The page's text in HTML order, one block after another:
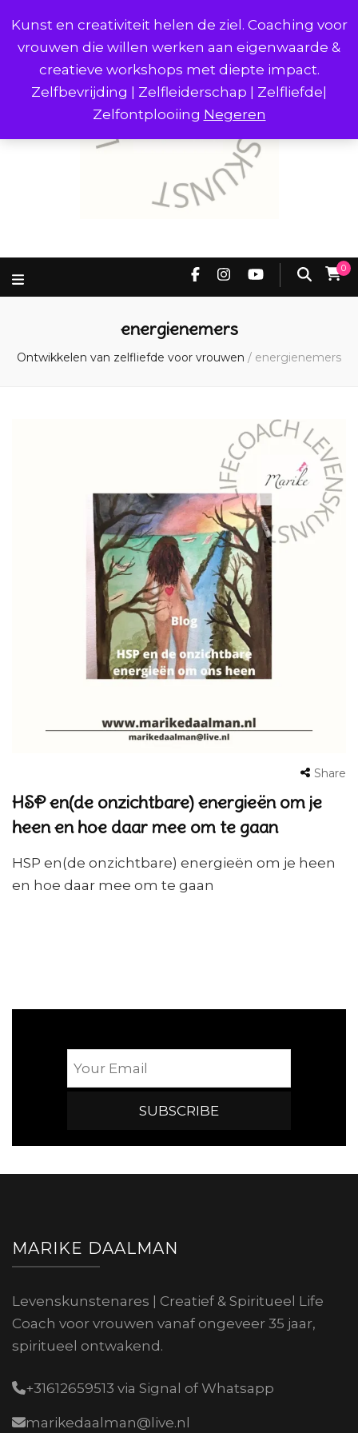
Kunst en creativiteit helen de ziel. Coaching voor
vrouwen die willen werken aan eigenwaarde &
creatieve workshops met diepte impact.
Zelfbevrijding | Zelfleiderschap | Zelfliefde|
Zelfontplooiing Negeren
0
energienemers
Ontwikkelen van zelfliefde voor vrouwen / energienemers
Share
HSP en(de onzichtbare) energieën om je
heen en hoe daar mee om te gaan
HSP en(de onzichtbare) energieën om je heen
en hoe daar mee om te gaan
MARIKE DAALMAN
Levenskunstenares | Creatief & Spiritueel Life
Coach voor vrouwen vanaf ongeveer 35 jaar,
spiritueel ontwakend.
+31612659513 via Signal of Whatsapp
marikedaalman@live.nl